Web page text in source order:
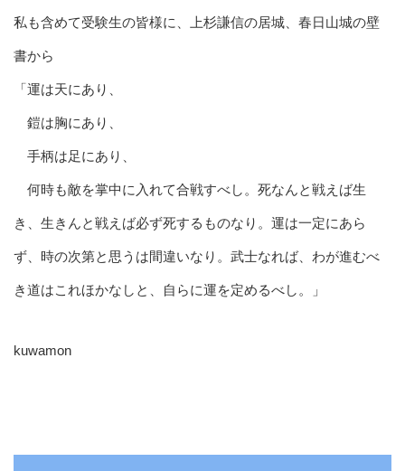
私も含めて受験生の皆様に、上杉謙信の居城、春日山城の壁
書から
「運は天にあり、
鎧は胸にあり、
手柄は足にあり、
何時も敵を掌中に入れて合戦すべし。死なんと戦えば生
き、生きんと戦えば必ず死するものなり。運は一定にあら
ず、時の次第と思うは間違いなり。武士なれば、わが進むべ
き道はこれほかなしと、自らに運を定めるべし。」
kuwamon